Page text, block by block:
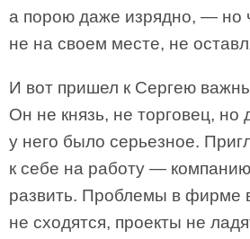
а порою даже изрядно, — но
не на своем месте, не
И вот пришел к Сергею
Он не князь, не торговец, но
у него было серьезное.
к себе на работу —
развить. Проблемы в фирме
не сходятся, проекты не